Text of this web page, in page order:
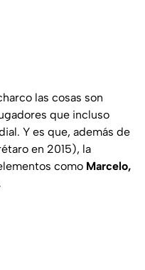
las cosas son
que incluso
Y es que, además de
en 2015), la
como Marcelo,